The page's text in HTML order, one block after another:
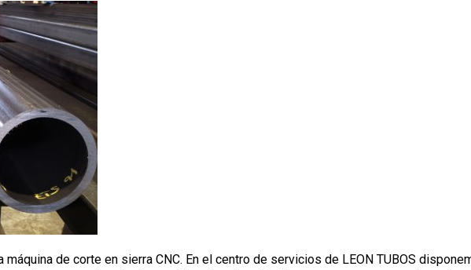
de corte en sierra CNC. En el centro de servicios de LEON TUBOS